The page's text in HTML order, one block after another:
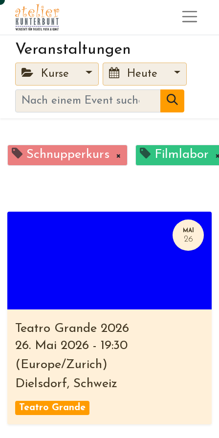
Veranstaltungen
Kurse Heute
Schnupperkurs × Filmlabor
MAI
26
Teatro Grande 2026
26. Mai 2026 - 19:30
( Europe/Zurich )
Dielsdorf, Schweiz
Teatro Grande